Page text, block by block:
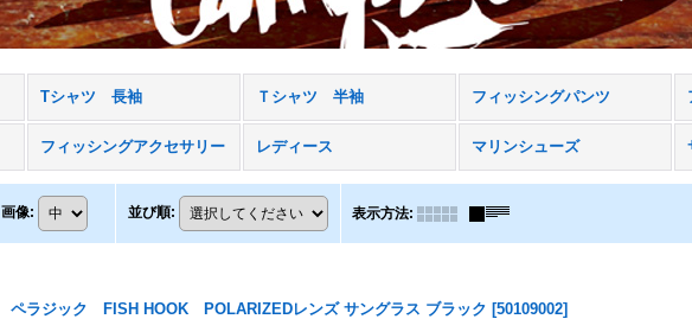
Tシャツ 長袖 Ｔシャツ 半袖 フィッシングパンツ
フィッシングアクセサリー レディース マリンシューズ
画像: 並び順: 表示方法:
ペラジック FISH HOOK POLARIZEDレンズ サングラス ブラック [50109002]